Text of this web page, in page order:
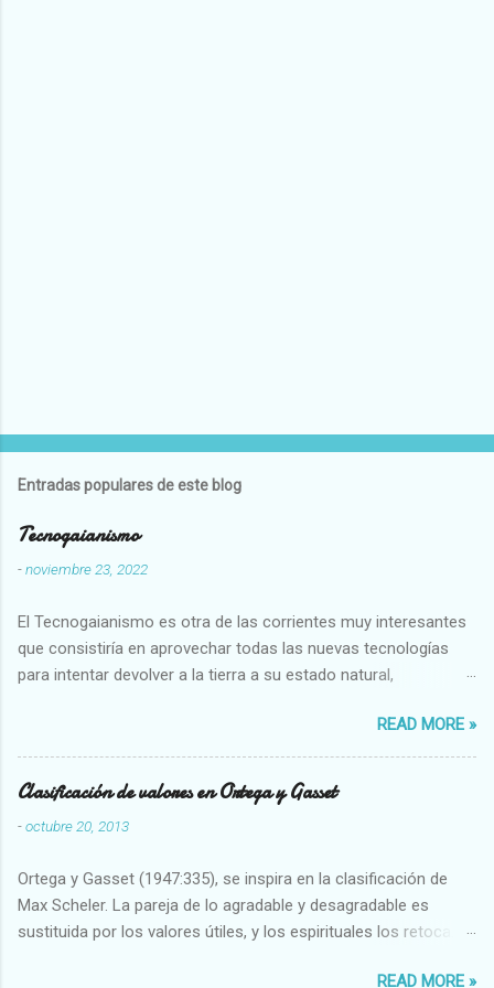
Entradas populares de este blog
Tecnogaianismo
-noviembre 23, 2022
El Tecnogaianismo es otra de las corrientes muy interesantes
que consistiría en aprovechar todas las nuevas tecnologías
para intentar devolver a la tierra a su estado natural,
READ MORE »
Clasificación de valores en Ortega y Gasset
-octubre 20, 2013
Ortega y Gasset (1947:335), se inspira en la clasificación de
Max Scheler. La pareja de lo agradable y desagradable es
sustituida por los valores útiles, y los espirituales los retoca.
READ MORE »